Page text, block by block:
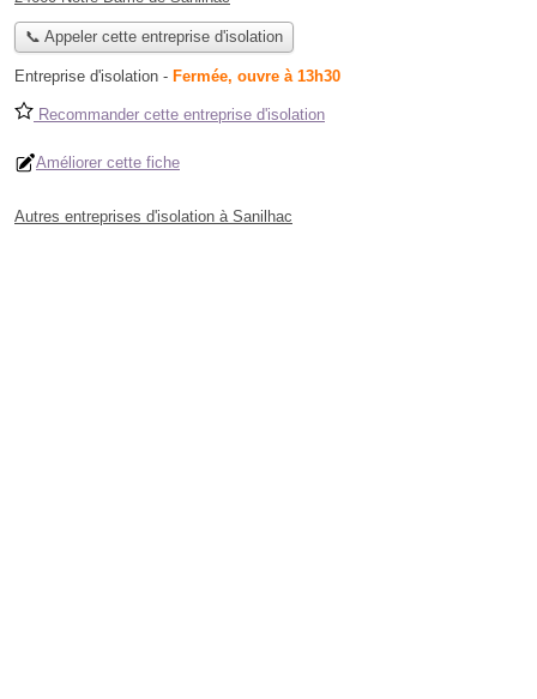
📞 Appeler cette entreprise d'isolation
Entreprise d'isolation - Fermée, ouvre à 13h30
Recommander cette entreprise d'isolation
Améliorer cette fiche
Autres entreprises d'isolation à Sanilhac